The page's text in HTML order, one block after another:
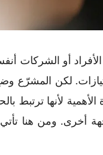
أو الشركات
لكن المشرّع
الأهمية لأنها
ومن هنا تأتي